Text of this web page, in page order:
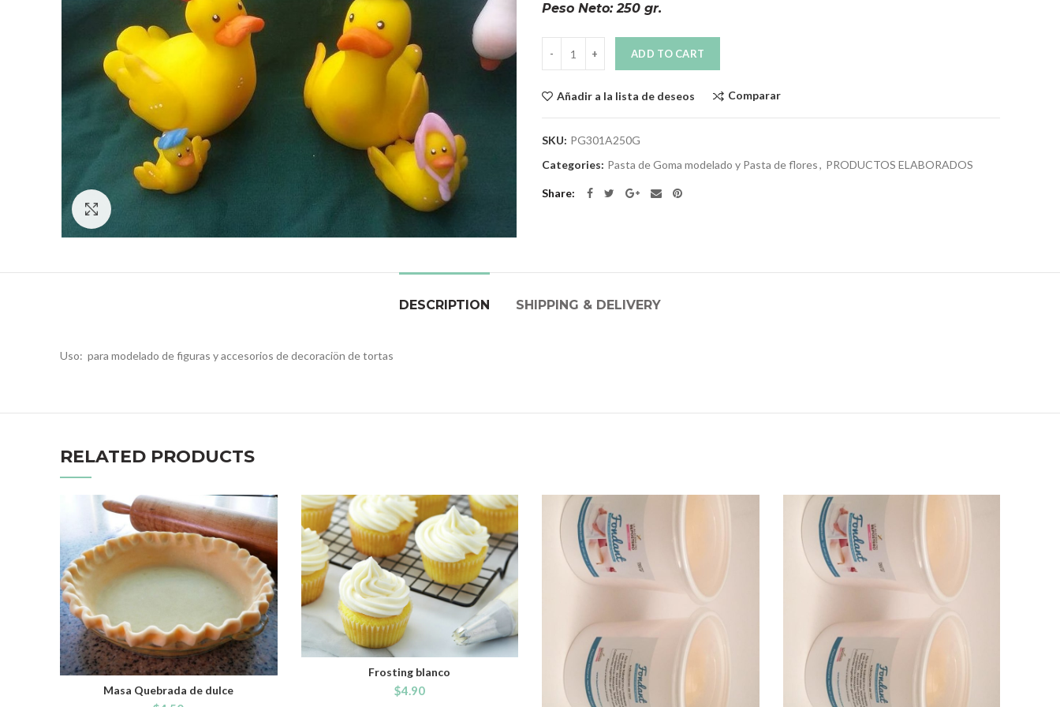
Peso Neto: 250 gr.
ADD TO CART
Añadir a la lista de deseos Comparar
SKU: PG301A250G
Categories: Pasta de Goma modelado y Pasta de flores, PRODUCTOS ELABORADOS
Share
DESCRIPTION SHIPPING & DELIVERY
Uso: para modelado de figuras y accesorios de decoraciön de tortas
RELATED PRODUCTS
ADD TO CART
Masa Quebrada de dulce
ADD TO CART
Frosting blanco
$4.90